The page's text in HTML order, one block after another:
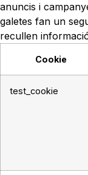
anuncis i
galetes fan un
recullen
Cookie
test_cookie